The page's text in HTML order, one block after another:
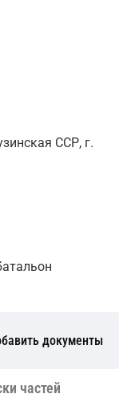
ССР, г.
документы
частей